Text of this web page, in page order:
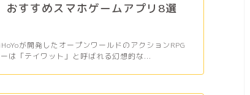
おすすめスマホゲームアプリ8選
が開発したオープンワールドのアクションRPG
は「テイワット」と呼ばれる幻想的な...